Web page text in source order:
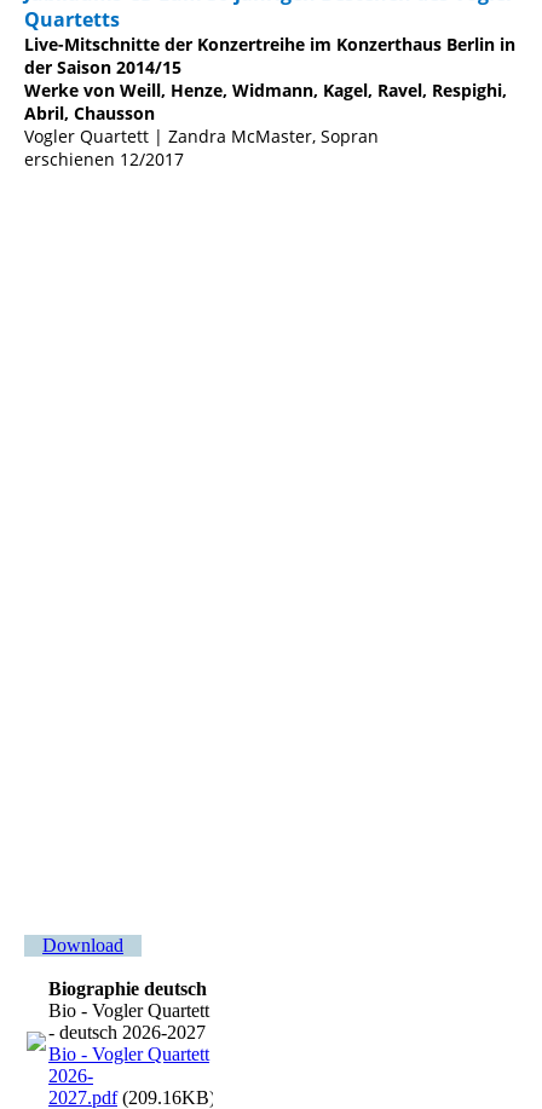
Quartetts
Live-Mitschnitte der Konzertreihe im Konzerthaus Berlin in
der Saison 2014/15
Werke von Weill, Henze, Widmann, Kagel, Ravel, Respighi,
Abril, Chausson
Vogler Quartett | Zandra McMaster, Sopran
erschienen 12/2017
Download
Biographie deutsch
Bio - Vogler Quartett
- deutsch 2026-2027
Bio - Vogler Quartett
2026-
2027.pdf(209.16KB)